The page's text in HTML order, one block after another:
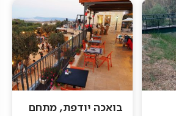
בואכה יודפת, מתחם